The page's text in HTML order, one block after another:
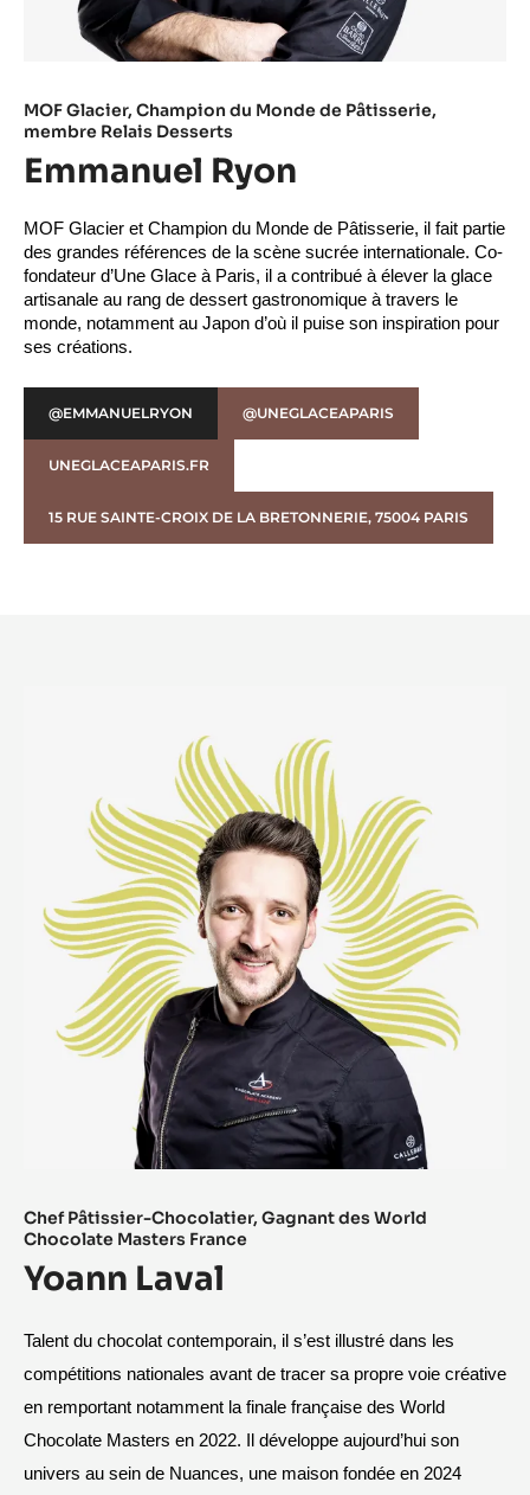
MOF Glacier, Champion du Monde de Pâtisserie,
membre Relais Desserts
Emmanuel Ryon
MOF Glacier et Champion du Monde de Pâtisserie, il fait partie
des grandes références de la scène sucrée internationale. Co-
fondateur d’Une Glace à Paris, il a contribué à élever la glace
artisanale au rang de dessert gastronomique à travers le
monde, notamment au Japon d’où il puise son inspiration pour
ses créations.
@EMMANUELRYON @UNEGLACEAPARIS
UNEGLACEAPARIS.FR
15 RUE SAINTE-CROIX DE LA BRETONNERIE, 75004 PARIS
Chef Pâtissier-Chocolatier, Gagnant des World
Chocolate Masters France​
Yoann Laval
Talent du chocolat contemporain, il s’est illustré dans les
compétitions nationales avant de tracer sa propre voie créative
en remportant notamment la finale française des World
Chocolate Masters en 2022. Il développe aujourd’hui son
univers au sein de Nuances, une maison fondée en 2024